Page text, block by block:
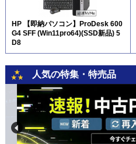
HP 【即納パソコン】ProDesk 600
G4 SFF (Win11pro64)(SSD新品) 5
D8
人気の特集・特売品